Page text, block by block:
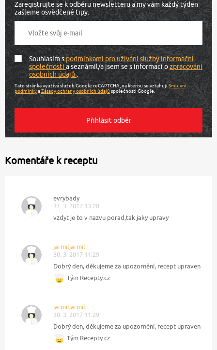
Zaregistrujte se k odběru newsletteru a my vám každý týden
zašleme osvědčené tipy.
Souhlasím spodmínkami pro užívání služby informační
společnostia seznámil/a jsem se s informací ozpracování
osobních údajů.
Tato stránka využívá služeb Google reCAPTCHA, na kterou se vztahujíSmluvní
podmínkyaZásady ochrany osobních údajů společnosti Google.
Komentáře k receptu
evrybady
31. 3. 2017 13:28
vzdyt je to v nazvu porad,tak jaky upravy
jarmiljarmil
30. 3. 2017 11:29
Dobrý den, děkujeme za upozornění, recept upraven
Tým Recepty.cz
jarmiljarmil
30. 3. 2017 11:29
Dobrý den, děkujeme za upozornění, recept upraven
Tým Recepty.cz